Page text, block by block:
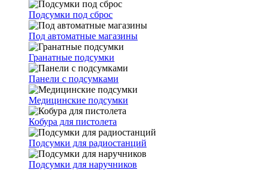
Подсумки под сброс
Под автоматные магазины
Гранатные подсумки
Панели с подсумками
Медицинские подсумки
Кобура для пистолета
Подсумки для радиостанций
Подсумки для наручников